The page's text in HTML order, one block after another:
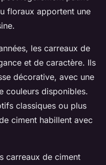
floraux apportent une
les carreaux de
et de caractère. Ils
décorative, avec une
couleurs disponibles.
classiques ou plus
ciment habillent avec
carreaux de ciment